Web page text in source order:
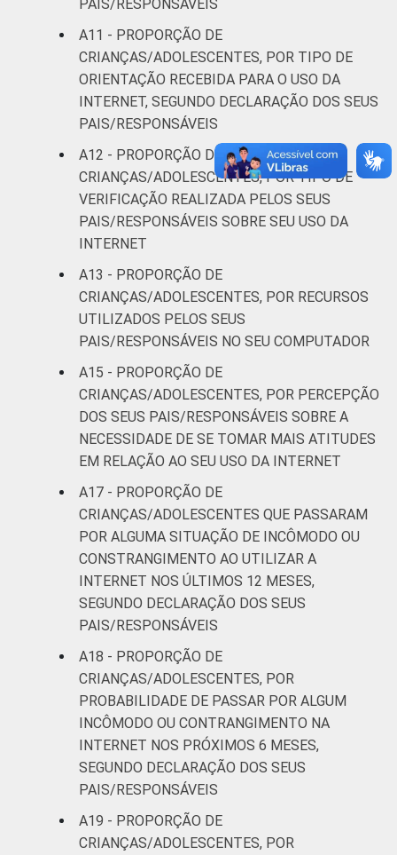
PAIS/RESPONSÁVEIS
A11 - PROPORÇÃO DE
CRIANÇAS/ADOLESCENTES, POR TIPO DE
ORIENTAÇÃO RECEBIDA PARA O USO DA
INTERNET, SEGUNDO DECLARAÇÃO DOS SEUS
PAIS/RESPONSÁVEIS
A12 - PROPORÇÃO DE
CRIANÇAS/ADOLESCENTES, POR TIPO DE
VERIFICAÇÃO REALIZADA PELOS SEUS
PAIS/RESPONSÁVEIS SOBRE SEU USO DA
INTERNET
A13 - PROPORÇÃO DE
CRIANÇAS/ADOLESCENTES, POR RECURSOS
UTILIZADOS PELOS SEUS
PAIS/RESPONSÁVEIS NO SEU COMPUTADOR
A15 - PROPORÇÃO DE
CRIANÇAS/ADOLESCENTES, POR PERCEPÇÃO
DOS SEUS PAIS/RESPONSÁVEIS SOBRE A
NECESSIDADE DE SE TOMAR MAIS ATITUDES
EM RELAÇÃO AO SEU USO DA INTERNET
A17 - PROPORÇÃO DE
CRIANÇAS/ADOLESCENTES QUE PASSARAM
POR ALGUMA SITUAÇÃO DE INCÔMODO OU
CONSTRANGIMENTO AO UTILIZAR A
INTERNET NOS ÚLTIMOS 12 MESES,
SEGUNDO DECLARAÇÃO DOS SEUS
PAIS/RESPONSÁVEIS
A18 - PROPORÇÃO DE
CRIANÇAS/ADOLESCENTES, POR
PROBABILIDADE DE PASSAR POR ALGUM
INCÔMODO OU CONTRANGIMENTO NA
INTERNET NOS PRÓXIMOS 6 MESES,
SEGUNDO DECLARAÇÃO DOS SEUS
PAIS/RESPONSÁVEIS
A19 - PROPORÇÃO DE
CRIANÇAS/ADOLESCENTES, POR